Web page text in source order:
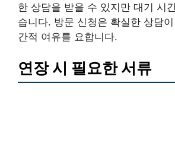
한 상담을 받을 수 있지만 대기 시
습니다. 방문 신청은 확실한 상담
간적 여유를 요합니다.
연장 시 필요한 서류